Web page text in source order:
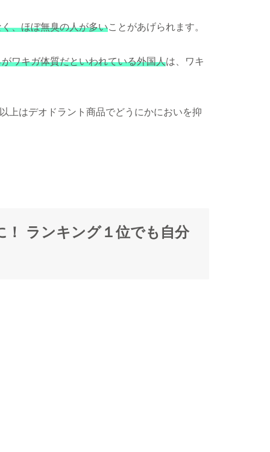
、ほぼ無臭の人が多いことがあげられます。
ワキガ体質だといわれている外国人は、ワキ
上はデオドラント商品でどうにかにおいを抑
ランキング１位でも自分